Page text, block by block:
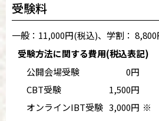
受験料
一般：11,000円(税込)、学割：
受験方法に関する費用(税込表記)
公開会場受験
0円
CBT受験
1,500円
オンラインIBT受験 3,000円 ※